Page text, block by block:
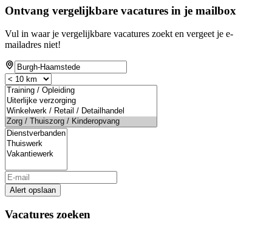
Ontvang vergelijkbare vacatures in je mailbox
Vul in waar je vergelijkbare vacatures zoekt en vergeet je e-
mailadres niet!
Alert opslaan
Vacatures zoeken